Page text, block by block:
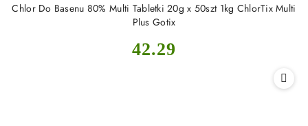
Chlor Do Basenu 80% Multi Tabletki 20g x 50szt 1kg ChlorTix Multi
Plus Gotix
Cena:
42.29